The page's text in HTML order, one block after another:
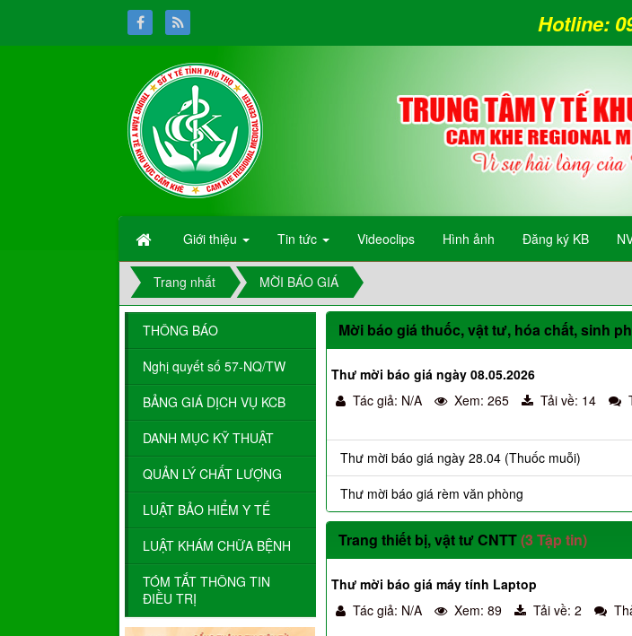
Giới thiệu Tin tức Videoclips Hình ảnh Đăng ký KB
Hotline:
Trang nhất MỜI BÁO GIÁ
Mời báo giá thuốc, vật tư, hóa chất, sinh
Thư mời báo giá ngày 08.05.2026
Tác giả: N/A
Xem: 265 Tải về: 14
Thư mời báo giá ngày 28.04 (Thuốc muỗi)
Thư mời báo giá rèm văn phòng
Trang thiết bị, vật tư CNTT(3 Tập tin)
Thư mời báo giá máy tính Laptop
Tác giả: N/A
Xem: 89 Tải về: 2
THÔNG BÁO
Nghị quyết số 57-NQ/TW
BẢNG GIÁ DỊCH VỤ KCB
DANH MỤC KỸ THUẬT
QUẢN LÝ CHẤT LƯỢNG
LUẬT BẢO HIỂM Y TẾ
LUẬT KHÁM CHỮA BỆNH
TÓM TẮT THÔNG TIN
ĐIỀU TRỊ